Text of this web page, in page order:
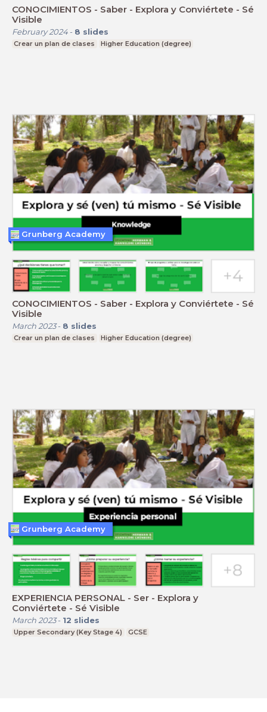
CONOCIMIENTOS - Saber - Explora y Conviértete - Sé
Visible
February 2024- 8 slides
Crear un plan de clases Higher Education (degree)
CONOCIMIENTOS - Saber - Explora y Conviértete - Sé
Visible
March 2023- 8 slides
Crear un plan de clases Higher Education (degree)
Grunberg Academy
EXPERIENCIA PERSONAL - Ser - Explora y
Conviértete - Sé Visible
March 2023- 12 slides
Upper Secondary (Key Stage 4) GCSE
Grunberg Academy